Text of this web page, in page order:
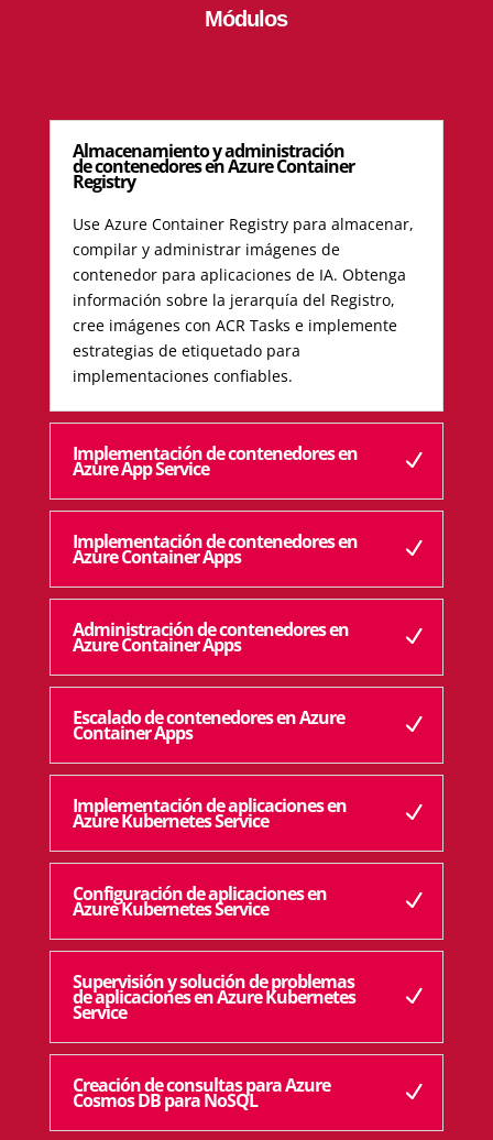
Módulos
Almacenamiento y administración
de contenedores en Azure Container
Registry
Use Azure Container Registry para almacenar,
compilar y administrar imágenes de
contenedor para aplicaciones de IA. Obtenga
información sobre la jerarquía del Registro,
cree imágenes con ACR Tasks e implemente
estrategias de etiquetado para
implementaciones confiables.
Implementación de contenedores en
Azure App Service
Implementación de contenedores en
Azure Container Apps
Administración de contenedores en
Azure Container Apps
Escalado de contenedores en Azure
Container Apps
Implementación de aplicaciones en
Azure Kubernetes Service
Configuración de aplicaciones en
Azure Kubernetes Service
Supervisión y solución de problemas
de aplicaciones en Azure Kubernetes
Service
Creación de consultas para Azure
Cosmos DB para NoSQL